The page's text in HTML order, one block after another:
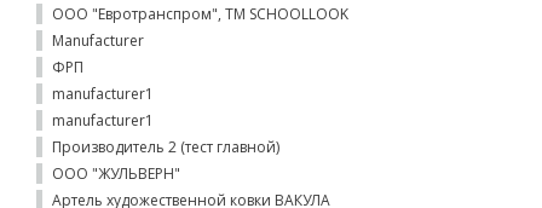
ООО "Евротранспром", ТМ SCHOOLLOOK
Manufacturer
ФРП
manufacturer1
manufacturer1
Производитель 2 (тест главной)
ООО "ЖУЛЬВЕРН"
Артель художественной ковки ВАКУЛА